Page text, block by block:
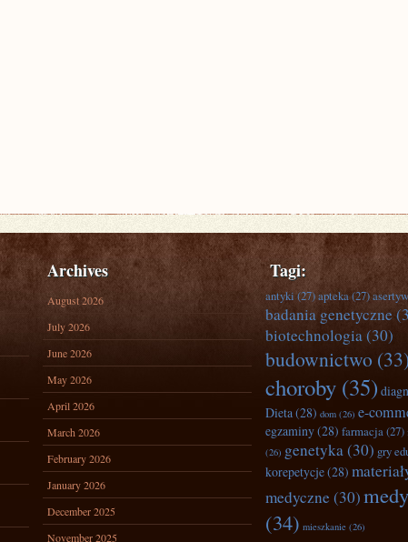
Archives
August 2026
July 2026
June 2026
May 2026
April 2026
March 2026
February 2026
January 2026
December 2025
November 2025
Tagi:
antyki(27)apteka(27)
badania genetyczne
biotechnologia(30)
budownictwo
choroby (35)
Dieta(28) dom (26) e-
egzaminy(28) farmacja(27)
(26) genetyka(30) gry
korepetycje(28)
medyczne (30)
(34) mieszkanie (26)